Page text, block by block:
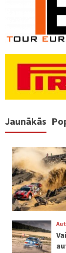
Jaunākās